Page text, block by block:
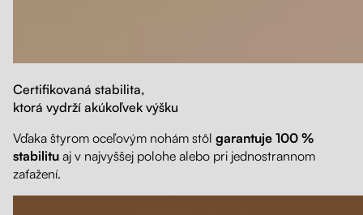
Certifikovaná stabilita,
ktorá vydrží akúkoľvek výšku
Vďaka štyrom oceľovým nohám stôl garantuje 100 %
stabilitu aj v najvyššej polohe alebo pri jednostrannom
zaťažení.